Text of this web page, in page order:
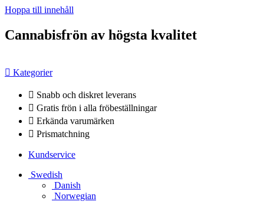
Hoppa till innehåll
Cannabisfrön av högsta kvalitet
Kategorier
Snabb och diskret leverans
Gratis frön i alla fröbeställningar
Erkända varumärken
Prismatchning
Kundservice
Swedish
Danish
Norwegian